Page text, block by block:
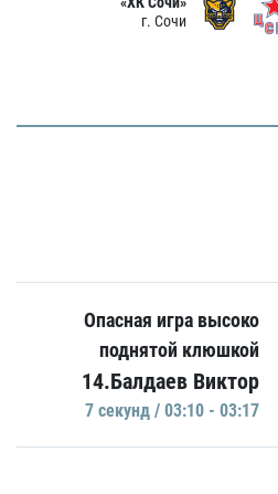
г. Сочи
Опасная игра высоко
поднятой клюшкой
14.Балдаев Виктор
7 секунд / 03:10 - 03:17